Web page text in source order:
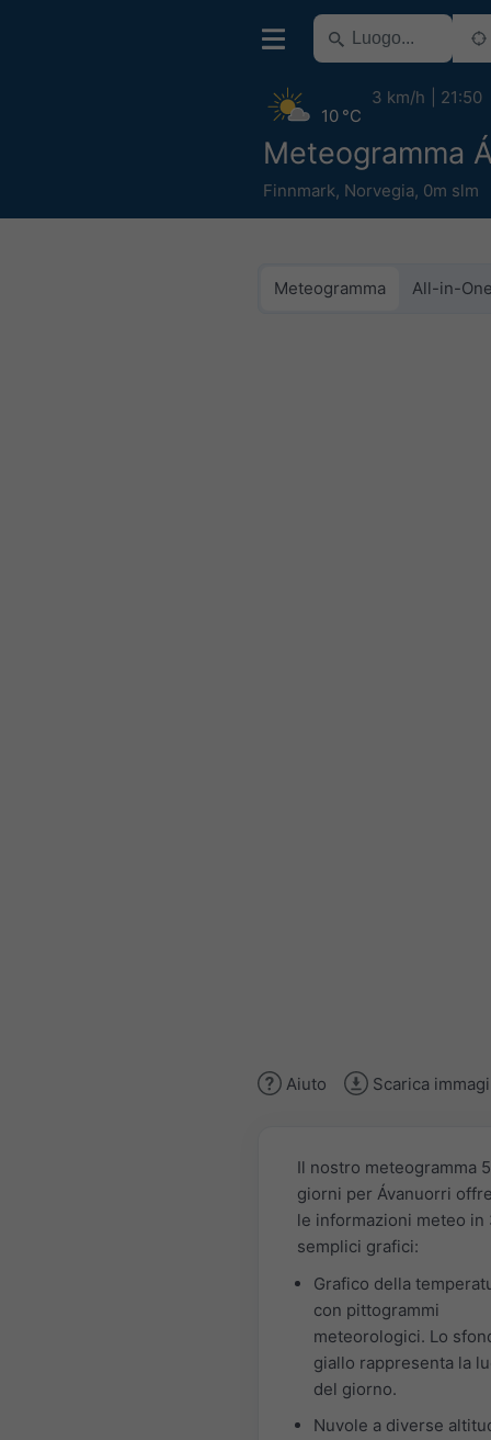
Meteogramma
Finnmark, Norvegia, 0m slm
10 °C
3 km/h 21:50
Meteogramma All-in-
Aiuto Scarica
Il nostro meteogramma
giorni per Ávanuorri
le informazioni meteo in
semplici grafici:
Grafico della
con pittogrammi
meteorologici. Lo
giallo rappresenta la
del giorno.
Nuvole a diverse